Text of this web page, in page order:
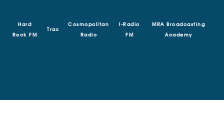
Hard
Rock FM
Trax
Cosmopolitan
Radio
I-Radio
FM
MRA Broadcasting
Academy